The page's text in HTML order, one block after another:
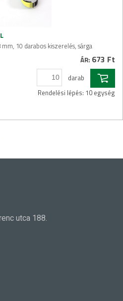
10 darabos kiszerelés, sárga
ÁR: 673 Ft
darab
Rendelési lépés: 10 egység
utca 188.